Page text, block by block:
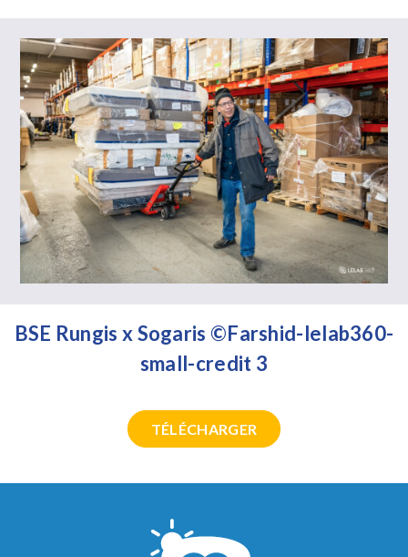
BSE Rungis x Sogaris ©Farshid-lelab360-
small-credit 3
TÉLÉCHARGER